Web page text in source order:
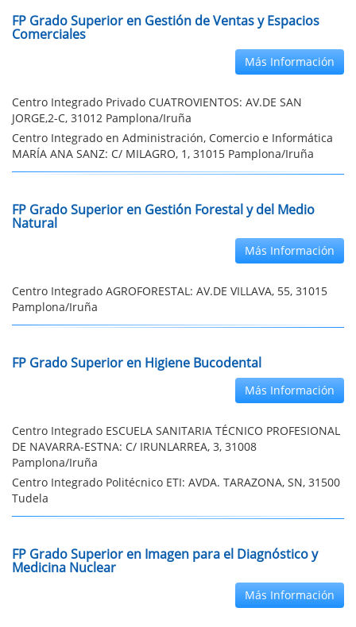
FP Grado Superior en Gestión de Ventas y Espacios
Comerciales
Más Información
Centro Integrado Privado CUATROVIENTOS: AV.DE SAN
JORGE,2-C, 31012 Pamplona/Iruña
Centro Integrado en Administración, Comercio e Informática
MARÍA ANA SANZ: C/ MILAGRO, 1, 31015 Pamplona/Iruña
FP Grado Superior en Gestión Forestal y del Medio
Natural
Más Información
Centro Integrado AGROFORESTAL: AV.DE VILLAVA, 55, 31015
Pamplona/Iruña
FP Grado Superior en Higiene Bucodental
Más Información
Centro Integrado ESCUELA SANITARIA TÉCNICO PROFESIONAL
DE NAVARRA-ESTNA: C/ IRUNLARREA, 3, 31008
Pamplona/Iruña
Centro Integrado Politécnico ETI: AVDA. TARAZONA, SN, 31500
Tudela
FP Grado Superior en Imagen para el Diagnóstico y
Medicina Nuclear
Más Información